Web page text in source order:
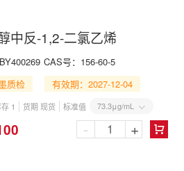
中反-1,2-二氯乙烯
BY400269 CAS号： 156-60-5
质检
有效期：2027-12-04
1 货期 现货 标准值 73.3μg/mL 

- +